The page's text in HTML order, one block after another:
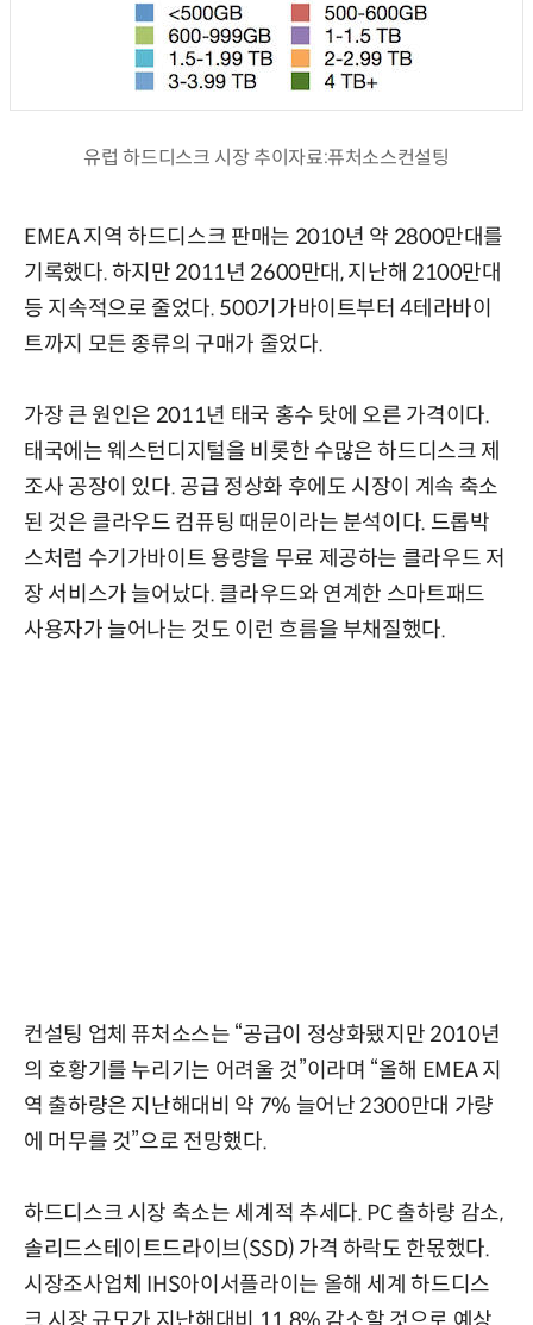
유럽 하드디스크 시장 추이자료:퓨처소스컨설팅
EMEA 지역 하드디스크 판매는 2010년 약 2800만대를
기록했다. 하지만 2011년 2600만대, 지난해 2100만대
등 지속적으로 줄었다. 500기가바이트부터 4테라바이
트까지 모든 종류의 구매가 줄었다.
가장 큰 원인은 2011년 태국 홍수 탓에 오른 가격이다.
태국에는 웨스턴디지털을 비롯한 수많은 하드디스크 제
조사 공장이 있다. 공급 정상화 후에도 시장이 계속 축소
된 것은 클라우드 컴퓨팅 때문이라는 분석이다. 드롭박
스처럼 수기가바이트 용량을 무료 제공하는 클라우드 저
장 서비스가 늘어났다. 클라우드와 연계한 스마트패드
사용자가 늘어나는 것도 이런 흐름을 부채질했다.
컨설팅 업체 퓨처소스는 “공급이 정상화됐지만 2010년
의 호황기를 누리기는 어려울 것”이라며 “올해 EMEA 지
역 출하량은 지난해대비 약 7% 늘어난 2300만대 가량
에 머무를 것”으로 전망했다.
하드디스크 시장 축소는 세계적 추세다. PC 출하량 감소,
솔리드스테이트드라이브(SSD) 가격 하락도 한몫했다.
시장조사업체 IHS아이서플라이는 올해 세계 하드디스